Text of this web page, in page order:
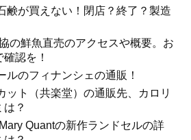
鹸が買えない！閉店？終了？製造
の鮮魚直売のアクセスや概要。お
認を！
ルのフィナンシェの通販！
ット（共楽堂）の通販先、カロリ
？
Quantの新作ランドセルの詳